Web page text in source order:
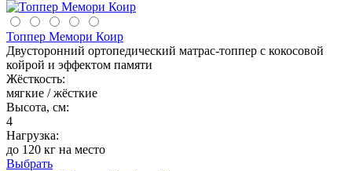
Топпер Мемори Коир
Двусторонний ортопедический матрас-топпер с кокосовой
койрой и эффектом памяти
Жёсткость:
мягкие / жёсткие
Высота, см:
4
Нагрузка:
до 120 кг на место
Выбрать